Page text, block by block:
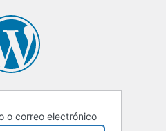
o correo electrónico